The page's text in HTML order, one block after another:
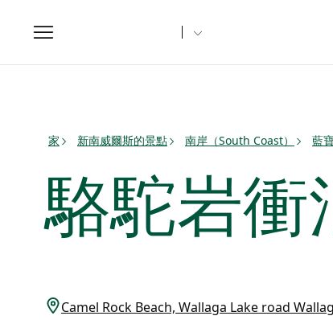
Toggle
navigation
家 新南威爾斯的景點 南岸（South Coast） 藍
駱駝岩衝
Camel Rock Beach, Wallaga Lake road